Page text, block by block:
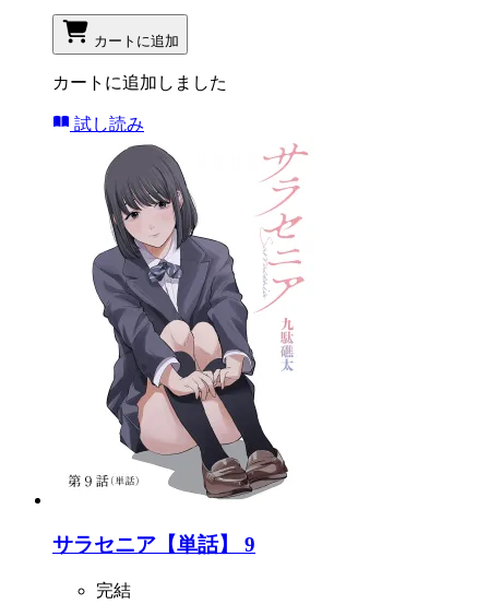
カートに追加
カートに追加しました
試し読み
サラセニア【単話】 9
完結